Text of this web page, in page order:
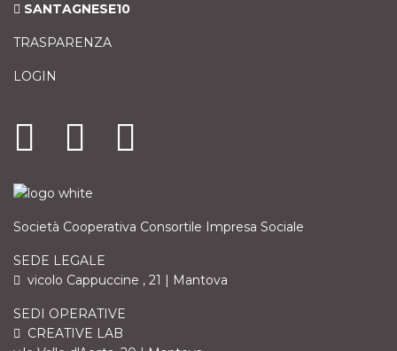
SANTAGNESE10
TRASPARENZA
LOGIN
Società Cooperativa Consortile Impresa Sociale
SEDE LEGALE
vicolo Cappuccine , 21 | Mantova
SEDI OPERATIVE
CREATIVE LAB